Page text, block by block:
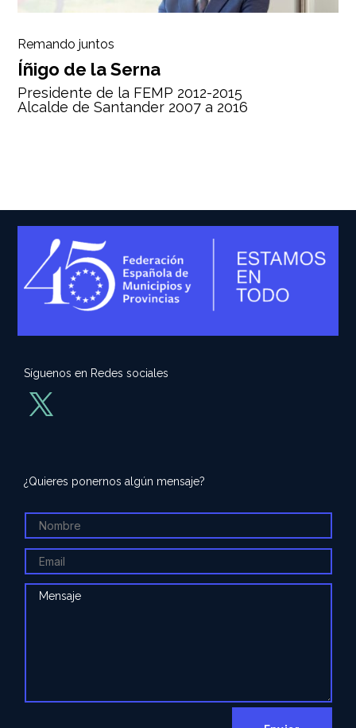
Remando juntos
Íñigo de la Serna
Presidente de la FEMP 2012-2015
Alcalde de Santander 2007 a 2016
Síguenos en Redes sociales
¿Quieres ponernos algún mensaje?